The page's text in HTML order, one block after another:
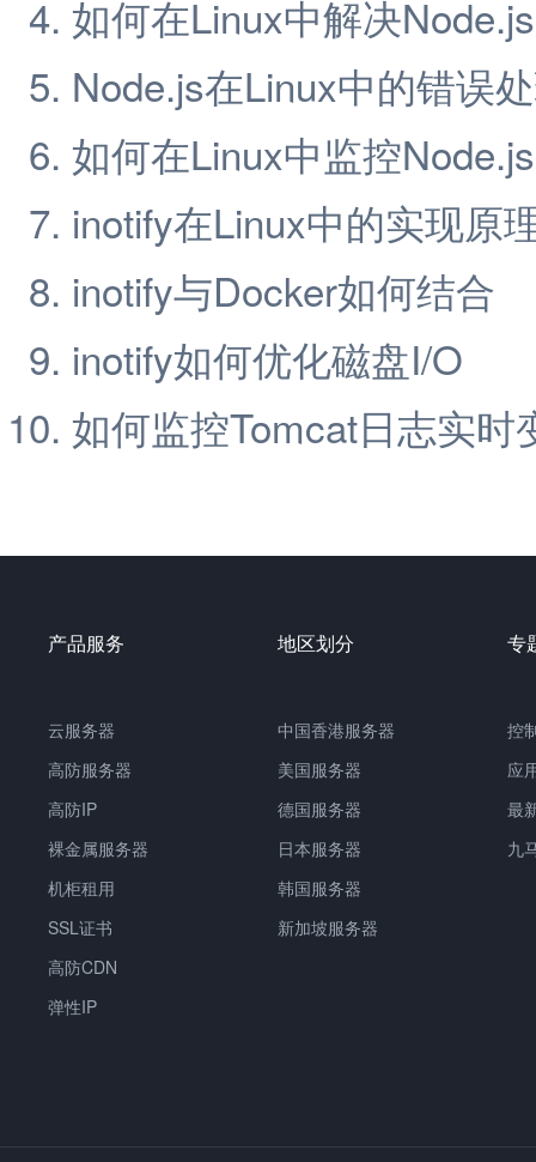
如何在Linux中解决
Node.js在Linux中的错误
如何在Linux中监控
inotify在Linux中的实现原
inotify与Docker如何结合
inotify如何优化磁盘I/O
如何监控Tomcat日志实时
产品服务
云服务器
高防服务器
高防IP
裸金属服务器
机柜租用
SSL证书
高防CDN
弹性IP
地区划分
中国香港服务器
美国服务器
德国服务器
日本服务器
韩国服务器
新加坡服务器
专
控
应
最
九